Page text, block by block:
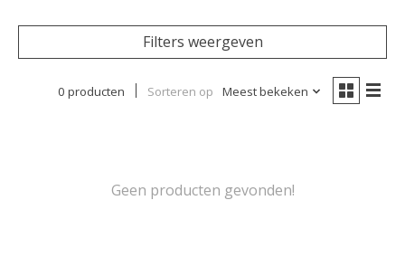
Filters weergeven
0 producten Sorteren op Meest bekeken
Geen producten gevonden!